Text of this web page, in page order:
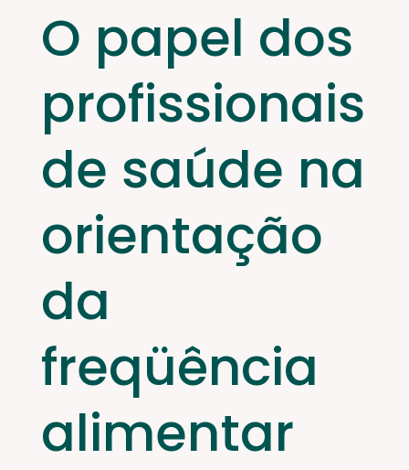
O papel dos
profissionais
de saúde na
orientação
da
freqüência
alimentar